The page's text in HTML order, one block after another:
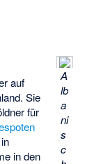
A
lb
a
ni
s
c
auf
Sie
für
in den